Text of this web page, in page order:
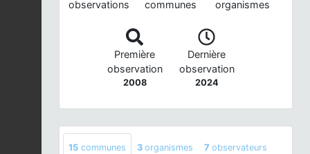
observations communes organismes
Première
observation
2008
Dernière
observation
2024
15 communes 3 organismes 7 observateurs